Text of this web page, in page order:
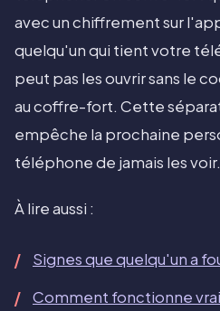
avec un chiffrement sur
quelqu'un qui tient votre
peut pas les ouvrir sans le
au coffre-fort. Cette
empêche la prochaine
téléphone de jamais les voir.
À lire aussi :
Signes que quelqu'un a
Comment fonctionne